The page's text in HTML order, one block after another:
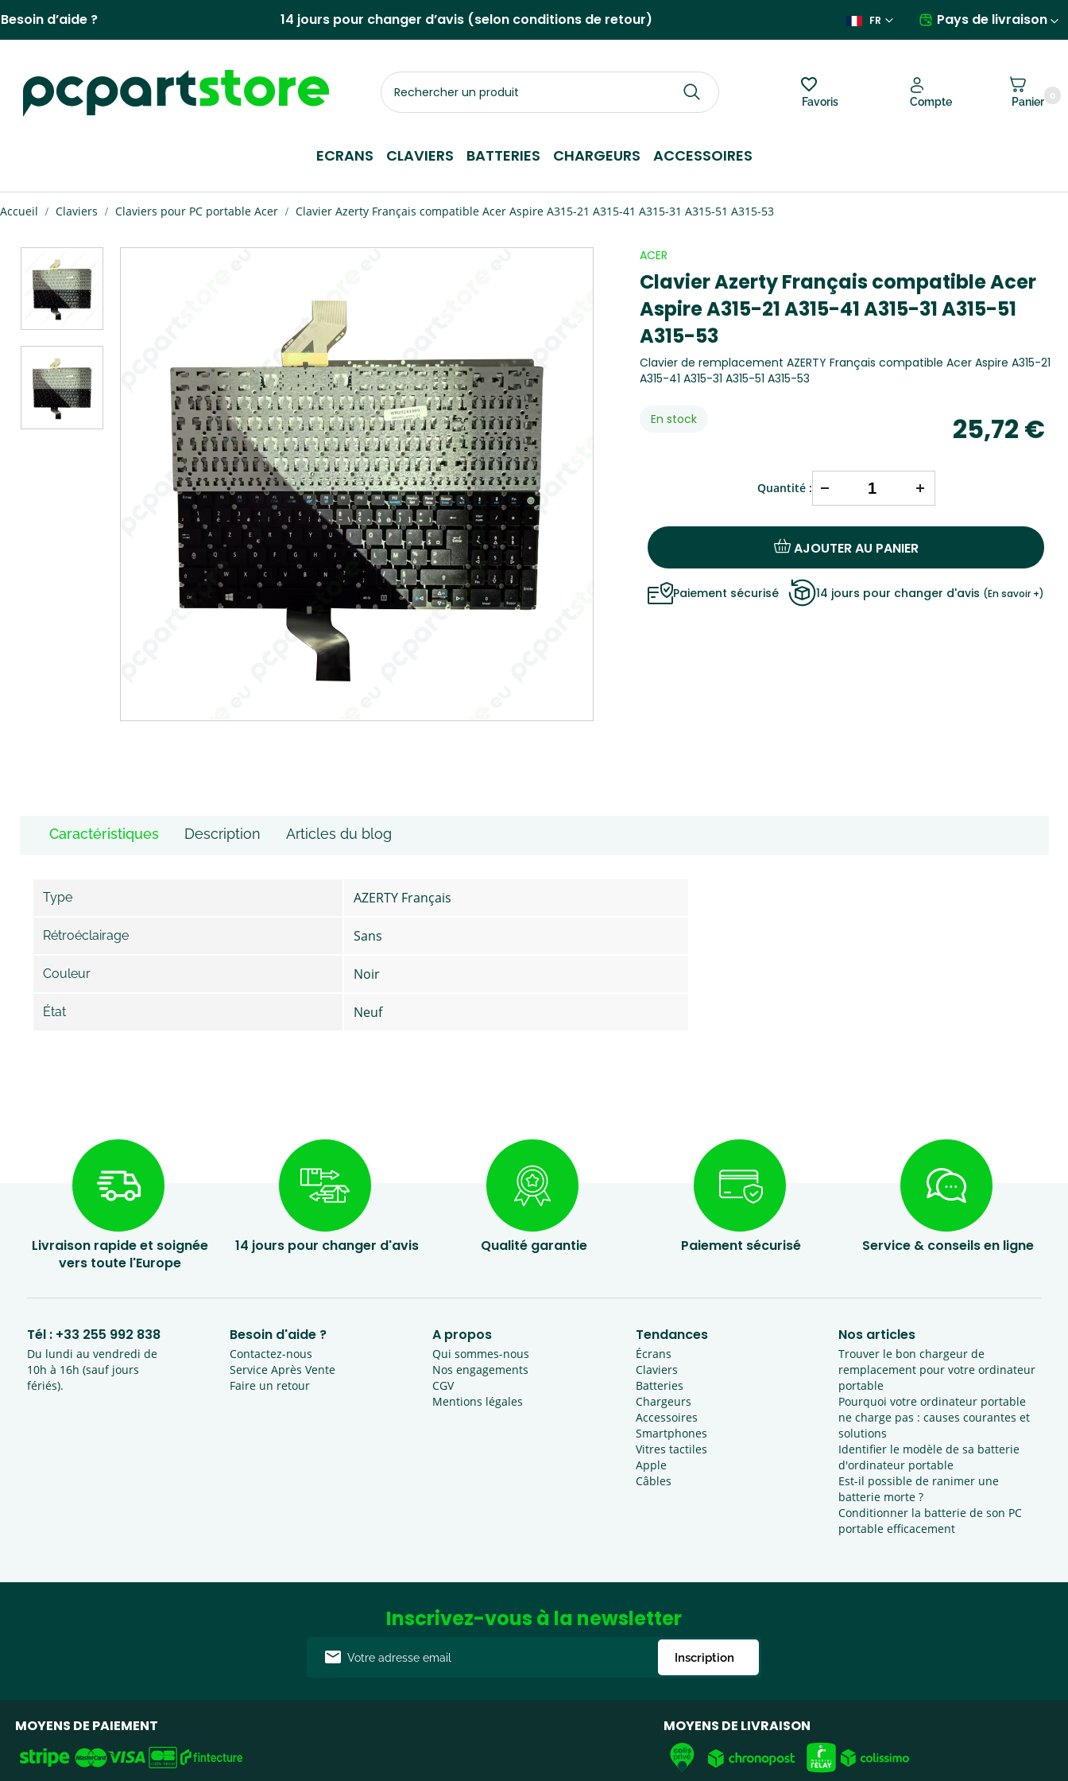
au
contenu
Besoin d’aide ? 14 jours pour changer d’avis (selon conditions de retour) FR Pays de livraison
Rechercher
un
produit
Favoris Compte Panier 0
ECRANS CLAVIERS BATTERIES CHARGEURS ACCESSOIRES
Vous
Accueil Claviers Claviers pour PC portable Acer Clavier Azerty Français compatible Acer Aspire A315-21 A315-41 A315-31 A315-51 A315-53
ACER
Clavier Azerty Français compatible Acer
Aspire A315-21 A315-41 A315-31 A315-51
A315-53
Clavier de remplacement AZERTY Français compatible Acer Aspire A315-21
A315-41 A315-31 A315-51 A315-53
Disponibilité:
En stock 25,72 €
Quantité :
AJOUTER AU PANIER
Paiement sécurisé 14 jours pour changer d'avis (En savoir +)
Caractéristiques Description Articles du blog
Type AZERTY Français
Rétroéclairage Sans
Couleur Noir
État Neuf
Livraison rapide et soignée
vers toute l'Europe
14 jours pour changer d'avis Qualité garantie Paiement sécurisé Service & conseils en ligne
Tél : +33 255 992 838
Du lundi au vendredi de
10h à 16h (sauf jours
fériés).
Besoin d'aide ?
Contactez-nous
Service Après Vente
Faire un retour
A propos
Qui sommes-nous
Nos engagements
CGV
Mentions légales
Tendances
Écrans
Claviers
Batteries
Chargeurs
Accessoires
Smartphones
Vitres tactiles
Apple
Câbles
Nos articles
Trouver le bon chargeur de
remplacement pour votre ordinateur
portable
Pourquoi votre ordinateur portable
ne charge pas : causes courantes et
solutions
Identifier le modèle de sa batterie
d'ordinateur portable
Est-il possible de ranimer une
batterie morte ?
Conditionner la batterie de son PC
portable efficacement
Inscrivez-vous à la newsletter
Inscription
MOYENS DE PAIEMENT MOYENS DE LIVRAISON